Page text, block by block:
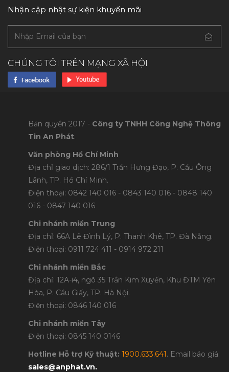
Nhận cập nhật sự kiện khuyến mãi
CHÚNG TÔI TRÊN MẠNG XÃ HỘI
Bản quyền 2017 - Công ty TNHH Công Nghệ Thông
Tin An Phát.
Văn phòng Hồ Chí Minh
Địa chỉ giao dịch: 286/1 Trần Hưng Đạo, P. Cầu Ông
Lãnh, TP. Hồ Chí Minh.
Điện thoại: 0842 140 016 - 0843 140 016 - 0848 140
016 - 0847 140 016
Chi nhánh miền Trung
Địa chỉ: 66A Lê Đình Lý, P. Thanh Khê, TP. Đà Nẵng.
Điện thoại: 0911 724 411 - 0914 972 211
Chi nhánh miền Bắc
Địa chỉ: 12A-i4, ngõ 35 Trần Kim Xuyến, Khu ĐTM Yên
Hòa, P. Cầu Giấy, TP. Hà Nội.
Điện thoại: 0846 140 016
Chi nhánh miền Tây
Điện thoại: 0845 140 0146
Hotline Hỗ trợ Kỹ thuật: 1900.633.641. Email báo giá:
sales@anphat.vn.